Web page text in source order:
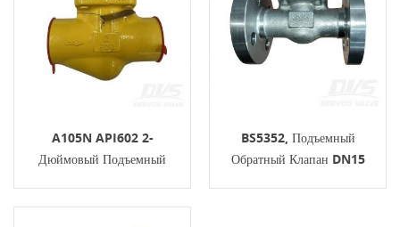
A105N API602 2-
Дюймовый Подъемный
BS5352, Подъемный
Обратный Клапан DN15